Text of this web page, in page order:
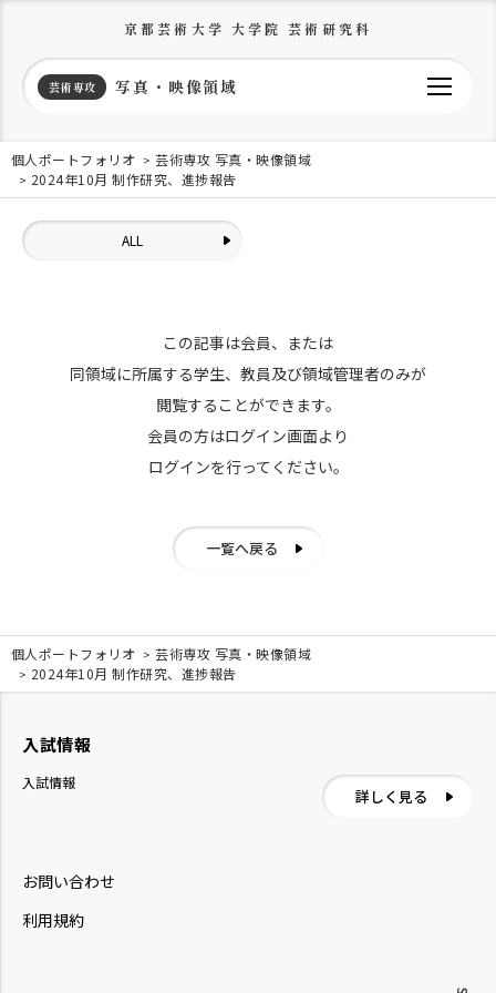
京都芸術大学 大学院 芸術研究科
芸術専攻 写真・映像領域
個人ポートフォリオ
芸術専攻 写真・映像領域
2024年10月 制作研究、進捗報告
ALL
この記事は会員、または
同領域に所属する学生、教員及び領域管理者のみが
閲覧することができます。
会員の方はログイン画面より
ログインを行ってください。
一覧へ戻る
個人ポートフォリオ
芸術専攻 写真・映像領域
2024年10月 制作研究、進捗報告
お問い合わせ
利用規約
入試情報
入試情報
詳しく見る